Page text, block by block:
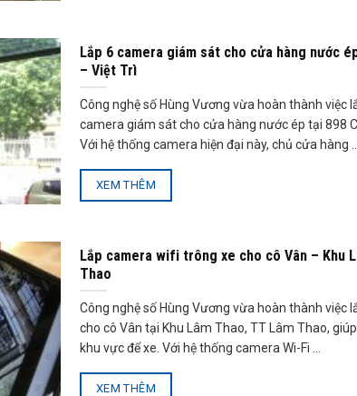
Lắp 6 camera giám sát cho cửa hàng nước
– Việt Trì
Công nghệ số Hùng Vương vừa hoàn thành việc
camera giám sát cho cửa hàng nước ép tại 898
Với hệ thống camera hiện đại này, chủ cửa hàng ...
XEM THÊM
Lắp camera wifi trông xe cho cô Vân – Khu
Thao
Công nghệ số Hùng Vương vừa hoàn thành việc
cho cô Vân tại Khu Lâm Thao, TT Lâm Thao,
khu vực để xe. Với hệ thống camera Wi-Fi ...
XEM THÊM